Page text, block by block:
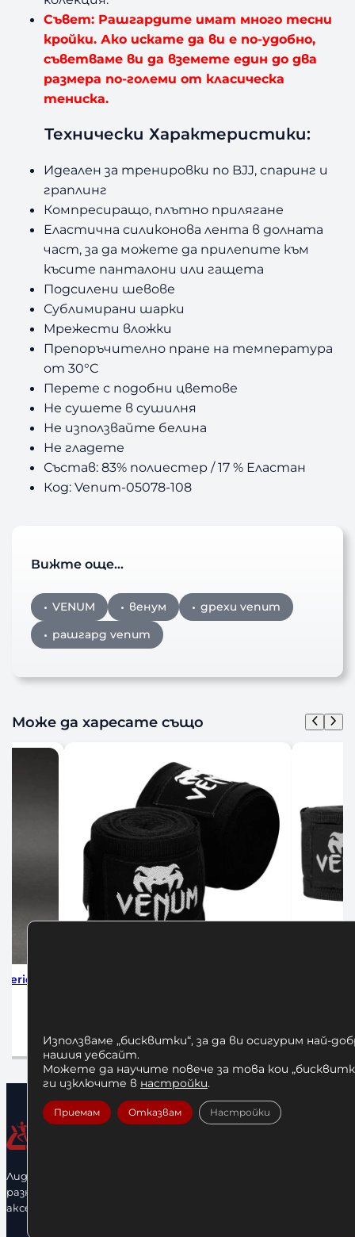
Съвет: Рашгардите имат много тесни
кройки. Ако искате да ви е по-удобно,
съветваме ви да вземете един до два
размера по-големи от класическа
тениска.
Технически Характеристики:
Идеален за тренировки по BJJ, спаринг и
граплинг
Компресиращо, плътно прилягане
Еластична силиконова лента в долната
част, за да можете да прилепите към
късите панталони или гащета
Подсилени шевове
Сублимирани шарки
Мрежести вложки
Препоръчително пране на температура
от 30°C
Перете с подобни цветове
Не сушете в сушилня
Не използвайте белина
Не гладете
Състав: 83% полиестер / 17 % Еластан
Код: Venum-05078-108
Вижте още…
VENUM венум
дрехи venum
рашгард venum
Може да харесате също
Лидерфитнес е водещ вносител и представител на голямо
разнообразие от бойна екипировка, фитнес уреди и
аксесоари.
Използваме „бисквитки“, за да ви осигурим най-
нашия уебсайт.
Можете да научите повече за това кои
ги изключите в настройки.
Приемам Отказвам Настройки